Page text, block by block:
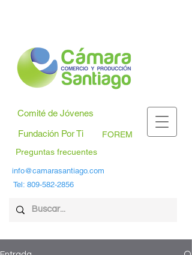
Tel: 809-582-2856
info@camarasantiago.com
FOREM
Comité de Jóvenes
Fundación Por Ti
Preguntas frecuentes